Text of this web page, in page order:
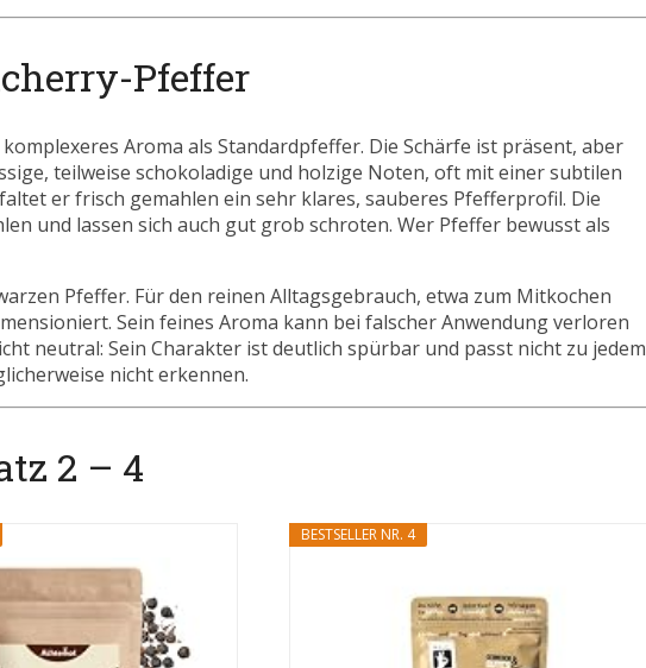
Pfeffer
Aroma als Standardpfeffer. Die Schärfe ist präsent, aber
teilweise schokoladige und holzige Noten, oft mit einer subtilen
er frisch gemahlen ein sehr klares, sauberes Pfefferprofil. Die
und lassen sich auch gut grob schroten. Wer Pfeffer bewusst als
Pfeffer. Für den reinen Alltagsgebrauch, etwa zum Mitkochen
Sein feines Aroma kann bei falscher Anwendung verloren
neutral: Sein Charakter ist deutlich spürbar und passt nicht zu jedem
nicht erkennen.
2 – 4
BESTSELLER NR. 4